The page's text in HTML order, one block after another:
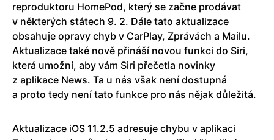
reproduktoru HomePod, který se začne prodávat
v některých státech 9. 2. Dále tato aktualizace
obsahuje opravy chyb v CarPlay, Zprávách a Mailu.
Aktualizace také nově přináší novou funkci do Siri,
která umožní, aby vám Siri přečetla novinky
z aplikace News. Ta u nás však není dostupná
a proto tedy není tato funkce pro nás nějak důležitá.
Aktualizace iOS 11.2.5 adresuje chybu v aplikaci